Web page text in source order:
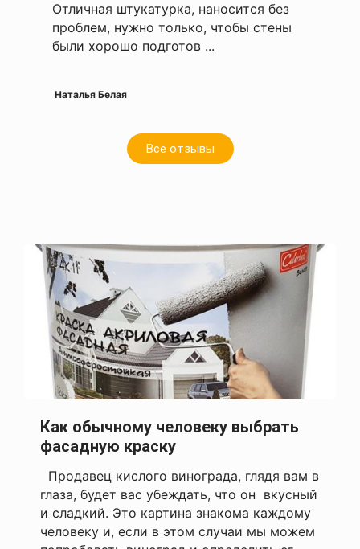
Отличная штукатурка, наносится без
проблем, нужно только, чтобы стены
были хорошо подготов ...
Наталья Белая
Все отзывы
Как обычному человеку выбрать
фасадную краску
Продавец кислого винограда, глядя вам в
глаза, будет вас убеждать, что он вкусный
и сладкий. Это картина знакома каждому
человеку и, если в этом случаи мы можем